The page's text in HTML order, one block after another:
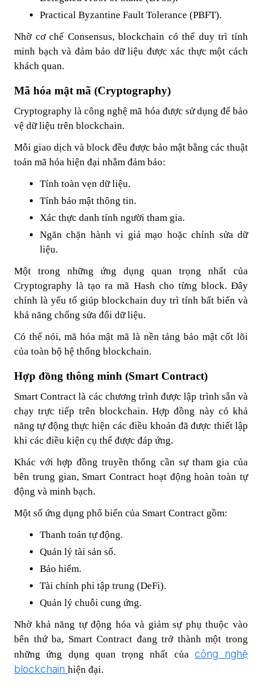
Practical Byzantine Fault Tolerance (PBFT).
Nhờ cơ chế Consensus, blockchain có thể duy trì tính
minh bạch và đảm bảo dữ liệu được xác thực một cách
khách quan.
Mã hóa mật mã (Cryptography)
Cryptography là công nghệ mã hóa được sử dụng để bảo
vệ dữ liệu trên blockchain.
Mỗi giao dịch và block đều được bảo mật bằng các thuật
toán mã hóa hiện đại nhằm đảm bảo:
Tính toàn vẹn dữ liệu.
Tính bảo mật thông tin.
Xác thực danh tính người tham gia.
Ngăn chặn hành vi giả mạo hoặc chỉnh sửa dữ
liệu.
Một trong những ứng dụng quan trọng nhất của
Cryptography là tạo ra mã Hash cho từng block. Đây
chính là yếu tố giúp blockchain duy trì tính bất biến và
khả năng chống sửa đổi dữ liệu.
Có thể nói, mã hóa mật mã là nền tảng bảo mật cốt lõi
của toàn bộ hệ thống blockchain.
Hợp đồng thông minh (Smart Contract)
Smart Contract là các chương trình được lập trình sẵn và
chạy trực tiếp trên blockchain. Hợp đồng này có khả
năng tự động thực hiện các điều khoản đã được thiết lập
khi các điều kiện cụ thể được đáp ứng.
Khác với hợp đồng truyền thống cần sự tham gia của
bên trung gian, Smart Contract hoạt động hoàn toàn tự
động và minh bạch.
Một số ứng dụng phổ biến của Smart Contract gồm:
Thanh toán tự động.
Quản lý tài sản số.
Bảo hiểm.
Tài chính phi tập trung (DeFi).
Quản lý chuỗi cung ứng.
Nhờ khả năng tự động hóa và giảm sự phụ thuộc vào
bên thứ ba, Smart Contract đang trở thành một trong
những ứng dụng quan trọng nhất của công nghệ
blockchain hiện đại.